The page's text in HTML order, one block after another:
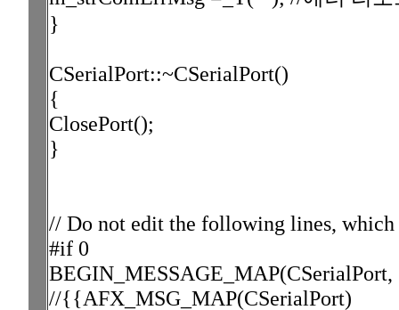
}
CSerialPort::~CSerialPort()
{
ClosePort();
}
// Do not edit the following lines, which
#if 0
BEGIN_MESSAGE_MAP(CSerialPort,
//{{AFX_MSG_MAP(CSerialPort)